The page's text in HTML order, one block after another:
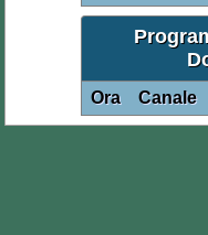
Ora Canale